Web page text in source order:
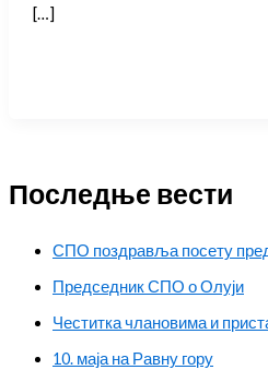
[…]
Последње вести
СПО поздравља посету
Председник СПО о Олуји
Честитка члановима и
10. маја на Равну гору